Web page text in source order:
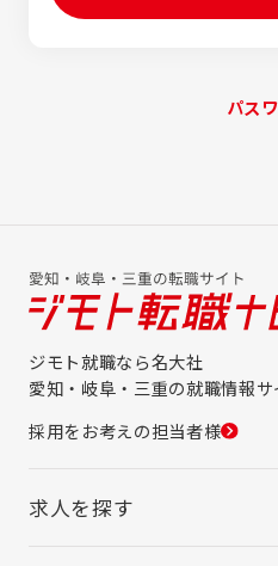
パス
ジモト就職なら名大社
愛知・岐阜・三重の就職情報サ
採用をお考えの担当者様
求人を探す